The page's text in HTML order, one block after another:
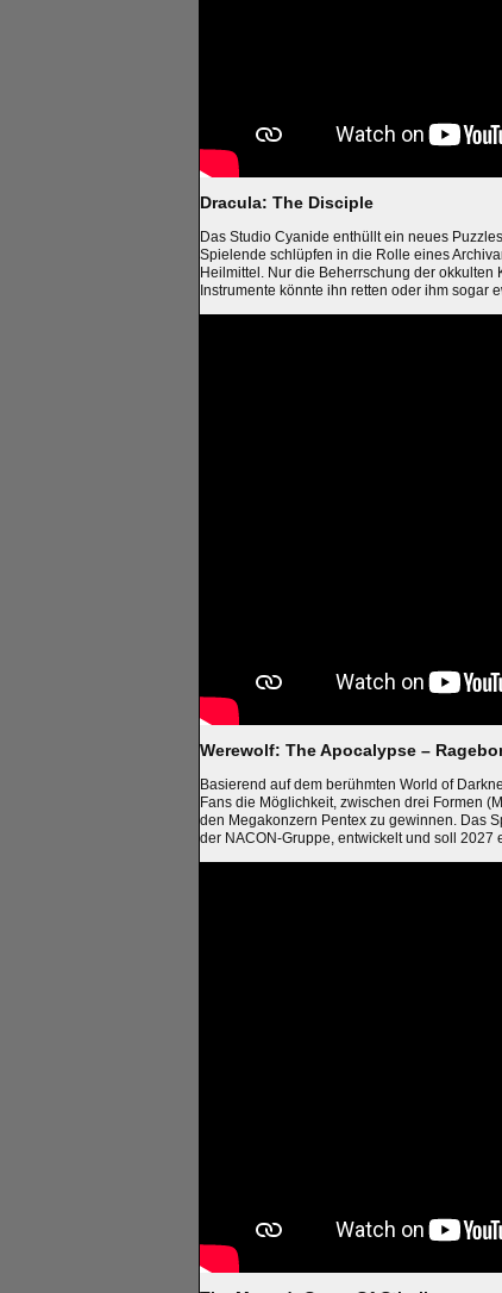
Dracula: The Disciple
Das Studio Cyanide enthüllt ein neues
Spielende schlüpfen in die Rolle eines
Heilmittel. Nur die Beherrschung der
Instrumente könnte ihn retten oder ihm sogar
Werewolf: The Apocalypse –
Basierend auf dem berühmten World of
Fans die Möglichkeit, zwischen drei Formen
den Megakonzern Pentex zu gewinnen. Das
der NACON-Gruppe, entwickelt und soll 2027